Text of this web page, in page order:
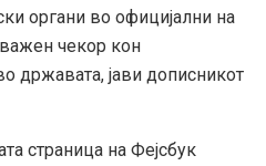
органи во официјални на
чекор кон
државата, јави дописникот
страница на Фејсбук